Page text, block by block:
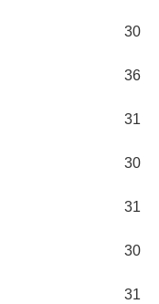
30
36
31
30
31
30
31